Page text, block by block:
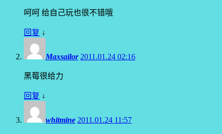
呵呵 给自己玩也很不错哦
回复 ↓
Maxsailor 2011.01.24 02:16
黑莓很给力
回复 ↓
whitmine 2011.01.24 11:57